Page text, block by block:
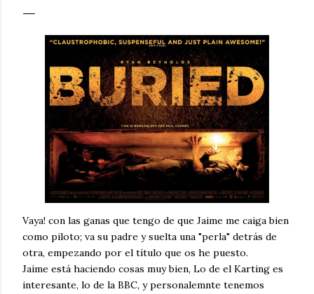
Vaya! con las ganas que tengo de que Jaime me caiga bien
como piloto; va su padre y suelta una "perla" detrás de
otra, empezando por el título que os he puesto.
Jaime está haciendo cosas muy bien, Lo de el Karting es
interesante, lo de la BBC, y personalemnte tenemos